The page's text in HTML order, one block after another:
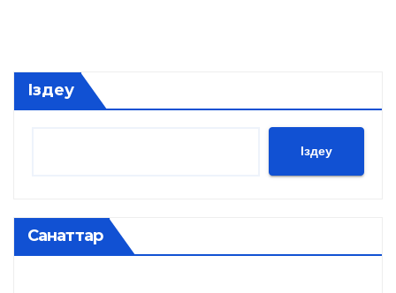
Іздеу
Іздеу
Санаттар